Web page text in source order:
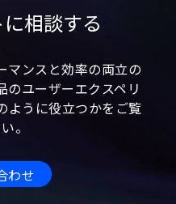
相談する
マンスと効率の両立の
のユーザーエクスペリ
ように役立つかをご覧
。
わせ